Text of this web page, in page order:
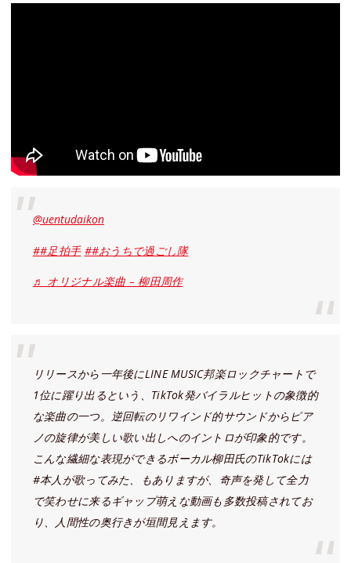
@uentudaikon
##足拍手 ##おうちで過ごし隊
♬ オリジナル楽曲 – 柳田周作
リリースから一年後にLINE MUSIC邦楽ロックチャートで
1位に躍り出るという、TikTok発バイラルヒットの象徴的
な楽曲の一つ。逆回転のリワインド的サウンドからピア
ノの旋律が美しい歌い出しへのイントロが印象的です。
こんな繊細な表現ができるボーカル柳田氏のTikTokには
#本人が歌ってみた、もありますが、奇声を発して全力
で笑わせに来るギャップ萌えな動画も多数投稿されてお
り、人間性の奥行きが垣間見えます。